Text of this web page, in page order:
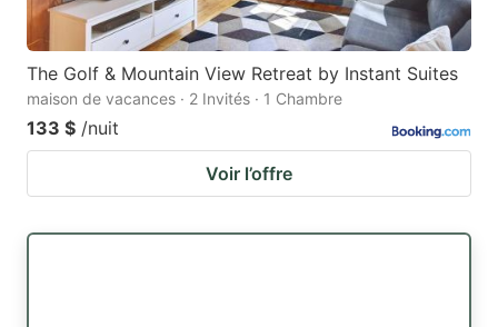
The Golf & Mountain View Retreat by Instant Suites
maison de vacances · 2 Invités · 1 Chambre
133 $ /nuit
Voir l’offre